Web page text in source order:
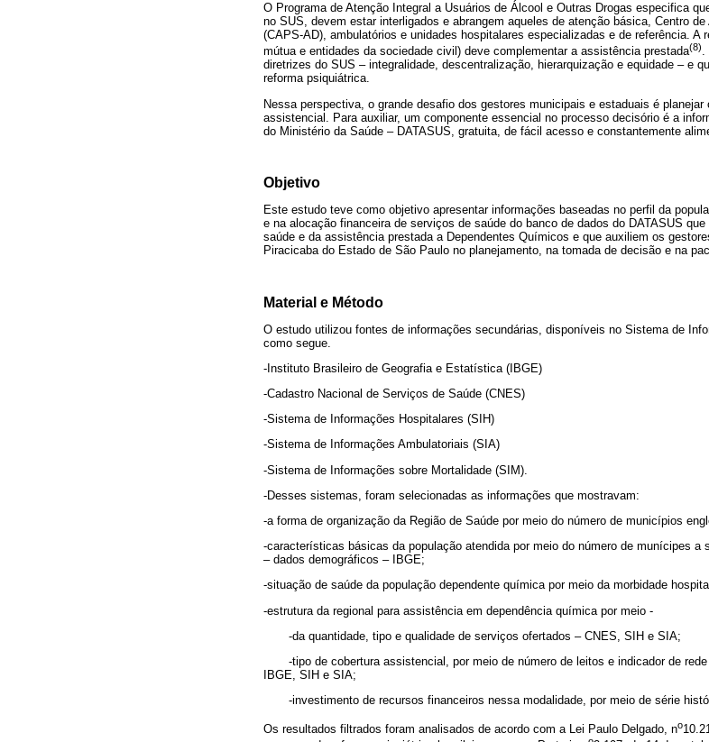
O Programa de Atenção Integral a Usuários de Álcool e Outras Drogas especifica
no SUS, devem estar interligados e abrangem aqueles de atenção básica, Centro
(CAPS-AD), ambulatórios e unidades hospitalares especializadas e de referência. A
mútua e entidades da sociedade civil) deve complementar a assistência prestada(8).
diretrizes do SUS – integralidade, descentralização, hierarquização e equidade – e
reforma psiquiátrica.
Nessa perspectiva, o grande desafio dos gestores municipais e estaduais é
assistencial. Para auxiliar, um componente essencial no processo decisório é a
do Ministério da Saúde – DATASUS, gratuita, de fácil acesso e constantemente
Objetivo
Este estudo teve como objetivo apresentar informações baseadas no perfil da
e na alocação financeira de serviços de saúde do banco de dados do DATASUS
saúde e da assistência prestada a Dependentes Químicos e que auxiliem os
Piracicaba do Estado de São Paulo no planejamento, na tomada de decisão e na
Material e Método
O estudo utilizou fontes de informações secundárias, disponíveis no Sistema de
como segue.
-Instituto Brasileiro de Geografia e Estatística (IBGE)
-Cadastro Nacional de Serviços de Saúde (CNES)
-Sistema de Informações Hospitalares (SIH)
-Sistema de Informações Ambulatoriais (SIA)
-Sistema de Informações sobre Mortalidade (SIM).
-Desses sistemas, foram selecionadas as informações que mostravam:
-a forma de organização da Região de Saúde por meio do número de municípios
-características básicas da população atendida por meio do número de munícipes a
– dados demográficos – IBGE;
-situação de saúde da população dependente química por meio da morbidade
-estrutura da regional para assistência em dependência química por meio -
-da quantidade, tipo e qualidade de serviços ofertados – CNES, SIH e SIA;
-tipo de cobertura assistencial, por meio de número de leitos e indicador de
IBGE, SIH e SIA;
-investimento de recursos financeiros nessa modalidade, por meio de série
Os resultados filtrados foram analisados de acordo com a Lei Paulo Delgado, no